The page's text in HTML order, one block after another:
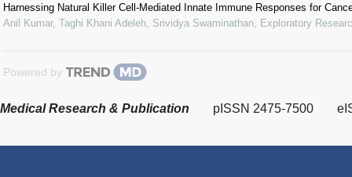
Harnessing Natural Killer Cell-Mediated Innate Immune Responses for
Anil Kumar, Taghi Khani Adeleh, Srividya Swaminathan Exploratory
Powered by
Medical Research & Publication pISSN 2475-7500